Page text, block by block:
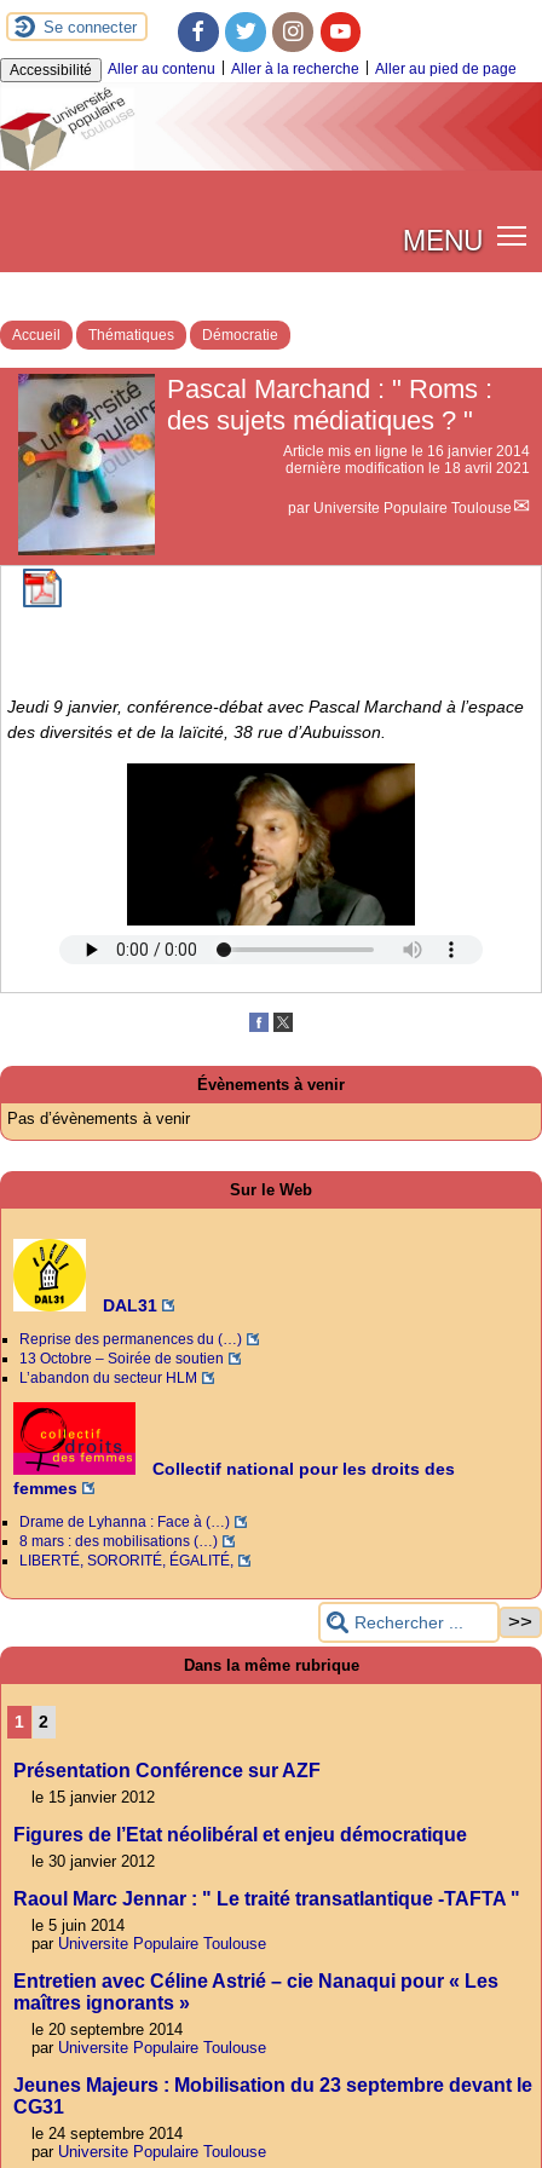
Se connecter
FacebookTwitter InstagramYoutube
Accessibilité Aller au contenu | Aller à la recherche | Aller au pied de page
MENU
Accueil Thématiques Démocratie
Pascal Marchand : " Roms :
des sujets médiatiques ? "
Article mis en ligne le 16 janvier 2014
dernière modification le 18 avril 2021
par Universite Populaire Toulouse
Jeudi 9 janvier, conférence-débat avec Pascal Marchand à l’espace
des diversités et de la laïcité, 38 rue d’Aubuisson.
Évènements à venir
Pas d’évènements à venir
Sur le Web
DAL31
Reprise des permanences du (…)
13 Octobre – Soirée de soutien
L’abandon du secteur HLM
Collectif national pour les droits des
femmes
Drame de Lyhanna : Face à (…)
8 mars : des mobilisations (…)
LIBERTÉ, SORORITÉ, ÉGALITÉ,
Dans la même rubrique
1 2
Présentation Conférence sur AZF
le 15 janvier 2012
Figures de l’Etat néolibéral et enjeu démocratique
le 30 janvier 2012
Raoul Marc Jennar : " Le traité transatlantique -TAFTA "
le 5 juin 2014
par Universite Populaire Toulouse
Entretien avec Céline Astrié – cie Nanaqui pour « Les
maîtres ignorants »
le 20 septembre 2014
par Universite Populaire Toulouse
Jeunes Majeurs : Mobilisation du 23 septembre devant le
CG31
le 24 septembre 2014
par Universite Populaire Toulouse